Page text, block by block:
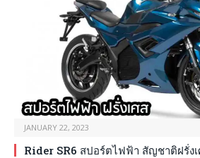
JANUARY 22, 2023
Rider SR6 สปอร์ตไฟฟ้า สัญชาติฝรั่ง